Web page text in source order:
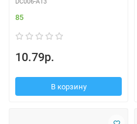
DC006-A13
85
10.79р.
В корзину